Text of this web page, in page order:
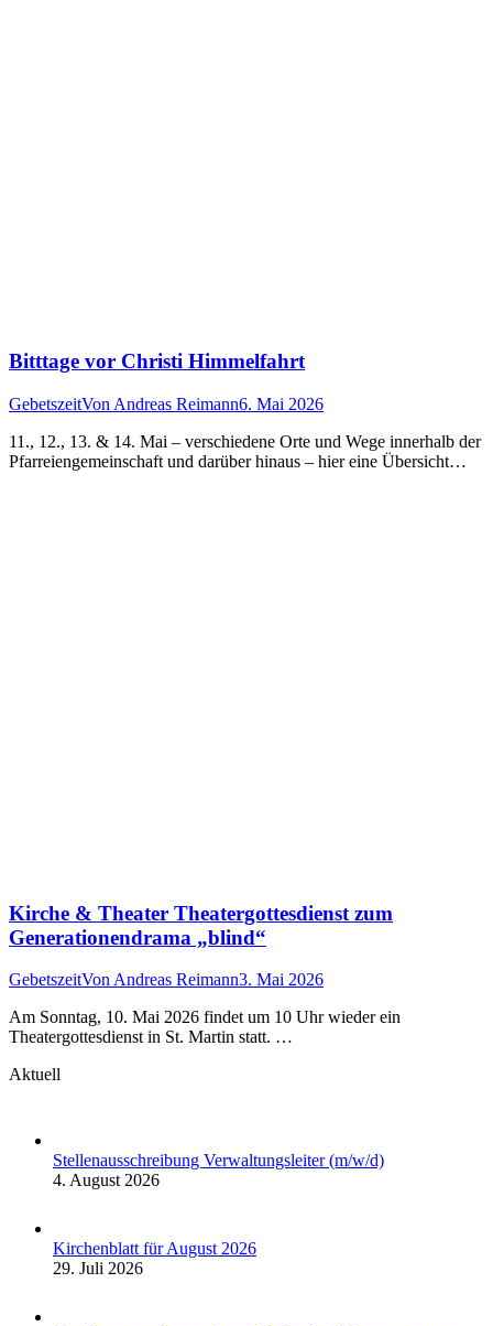
Bitttage vor Christi Himmelfahrt
GebetszeitVon Andreas Reimann6. Mai 2026
11., 12., 13. & 14. Mai – verschiedene Orte und Wege innerhalb der
Pfarreiengemeinschaft und darüber hinaus – hier eine Übersicht…
Kirche & Theater Theatergottesdienst zum
Generationendrama „blind“
GebetszeitVon Andreas Reimann3. Mai 2026
Am Sonntag, 10. Mai 2026 findet um 10 Uhr wieder ein
Theatergottesdienst in St. Martin statt. …
Aktuell
Stellenausschreibung Verwaltungsleiter (m/w/d)
4. August 2026
Kirchenblatt für August 2026
29. Juli 2026